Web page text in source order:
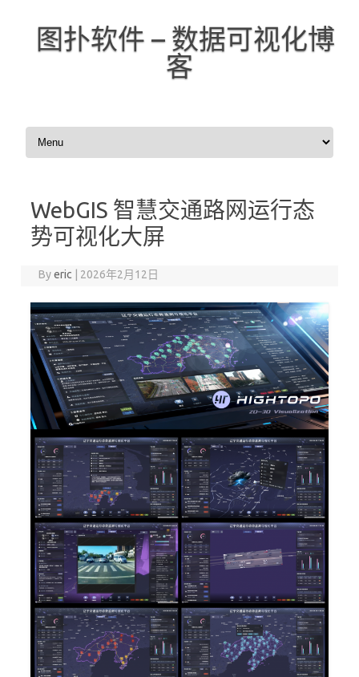
图扑软件 – 数据可视化博
客
Skip to content
WebGIS 智慧交通路网运行态
势可视化大屏
Byeric 2026年2月12日